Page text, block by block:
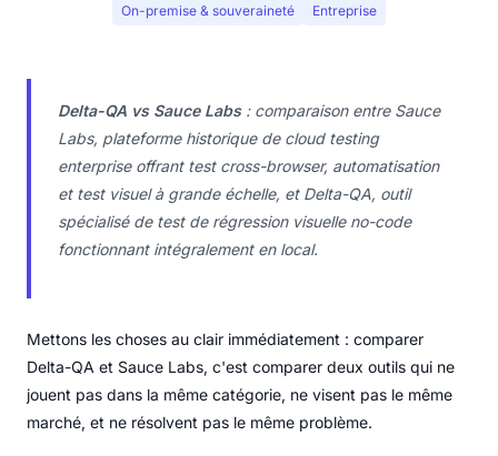
On-premise & souveraineté
Entreprise
Delta-QA vs Sauce Labs: comparaison entre Sauce
Labs, plateforme historique de cloud testing
enterprise offrant test cross-browser, automatisation
et test visuel à grande échelle, et Delta-QA, outil
spécialisé de test de régression visuelle no-code
fonctionnant intégralement en local.
Mettons les choses au clair immédiatement : comparer
Delta-QA et Sauce Labs, c'est comparer deux outils qui ne
jouent pas dans la même catégorie, ne visent pas le même
marché, et ne résolvent pas le même problème.